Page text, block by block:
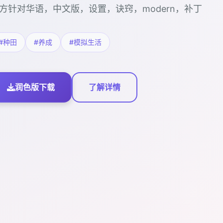
针对华语，中文版，设置，诀窍，modern，补丁
种田 #养成 #模拟生活
润色版下载 了解详情